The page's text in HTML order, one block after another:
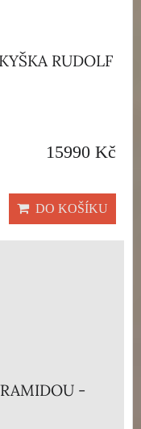
RUDOLF
15990 Kč
DO KOŠÍKU
-